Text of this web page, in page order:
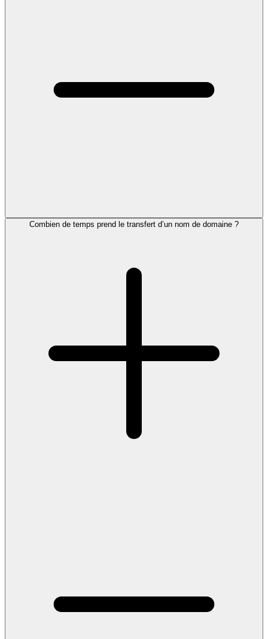
Combien de temps prend le transfert d’un nom de domaine ?